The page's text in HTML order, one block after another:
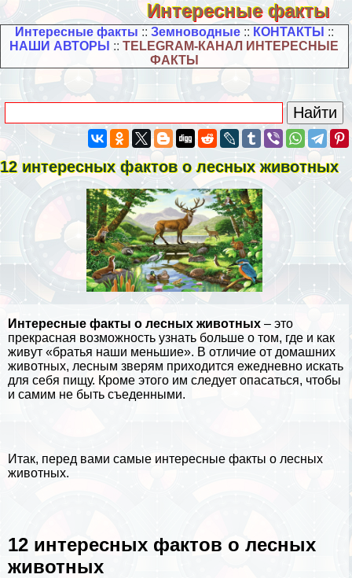
Интересные факты
Интересные факты :: Земноводные:: КОНТАКТЫ ::
НАШИ АВТОРЫ ::TELEGRAM-КАНАЛ ИНТЕРЕСНЫЕ
ФАКТЫ
12 интересных фактов о лесных животных
Интересные факты о лесных животных – это
прекрасная возможность узнать больше о том, где и как
живут «братья наши меньшие». В отличие от домашних
животных, лесным зверям приходится ежедневно искать
для себя пищу. Кроме этого им следует опасаться, чтобы
и самим не быть съеденными.
Итак, перед вами самые интересные факты о лесных
животных.
12 интересных фактов о лесных
животных